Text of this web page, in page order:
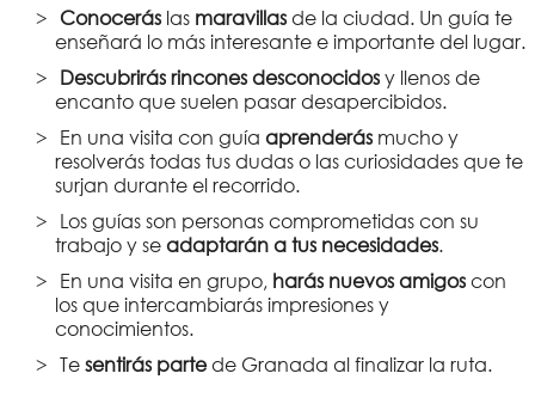
Conocerás las maravillas de la ciudad. Un guía te
enseñará lo más interesante e importante del lugar.
Descubrirás rincones desconocidos y llenos de
encanto que suelen pasar desapercibidos.
En una visita con guíaaprenderás mucho y
resolverás todas tus dudas o las curiosidades que te
surjan durante el recorrido.
Los guías son personas comprometidas con su
trabajo y seadaptarán a tus necesidades.
En una visita en grupo, harás nuevos amigos con
los que intercambiarás impresiones y
conocimientos.
Tesentirás partede Granada al finalizar la ruta.